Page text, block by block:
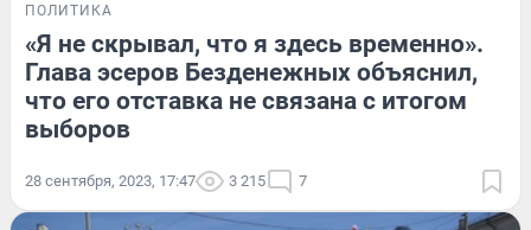
ПОЛИТИКА
«Я не скрывал, что я здесь временно».
Глава эсеров Безденежных объяснил,
что его отставка не связана с итогом
выборов
28 сентября, 2023, 17:47 3 215 7